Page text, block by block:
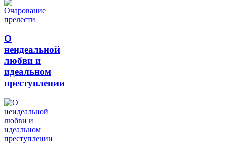
О
неидеальной
любви и
идеальном
преступлении